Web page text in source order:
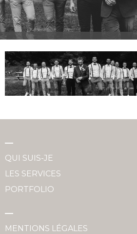
QUI SUIS-JE
LES SERVICES
PORTFOLIO
MENTIONS LÉGALES